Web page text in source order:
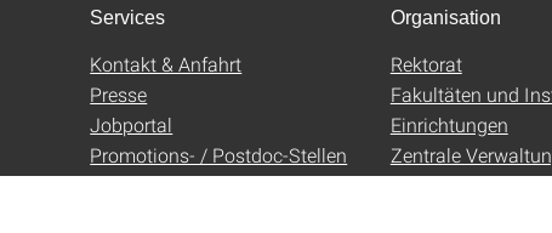
Services
Kontakt & Anfahrt
Presse
Jobportal
Promotions- / Postdoc-Stellen
Organisation
Rektorat
Fakultäten und
Einrichtungen
Zentrale